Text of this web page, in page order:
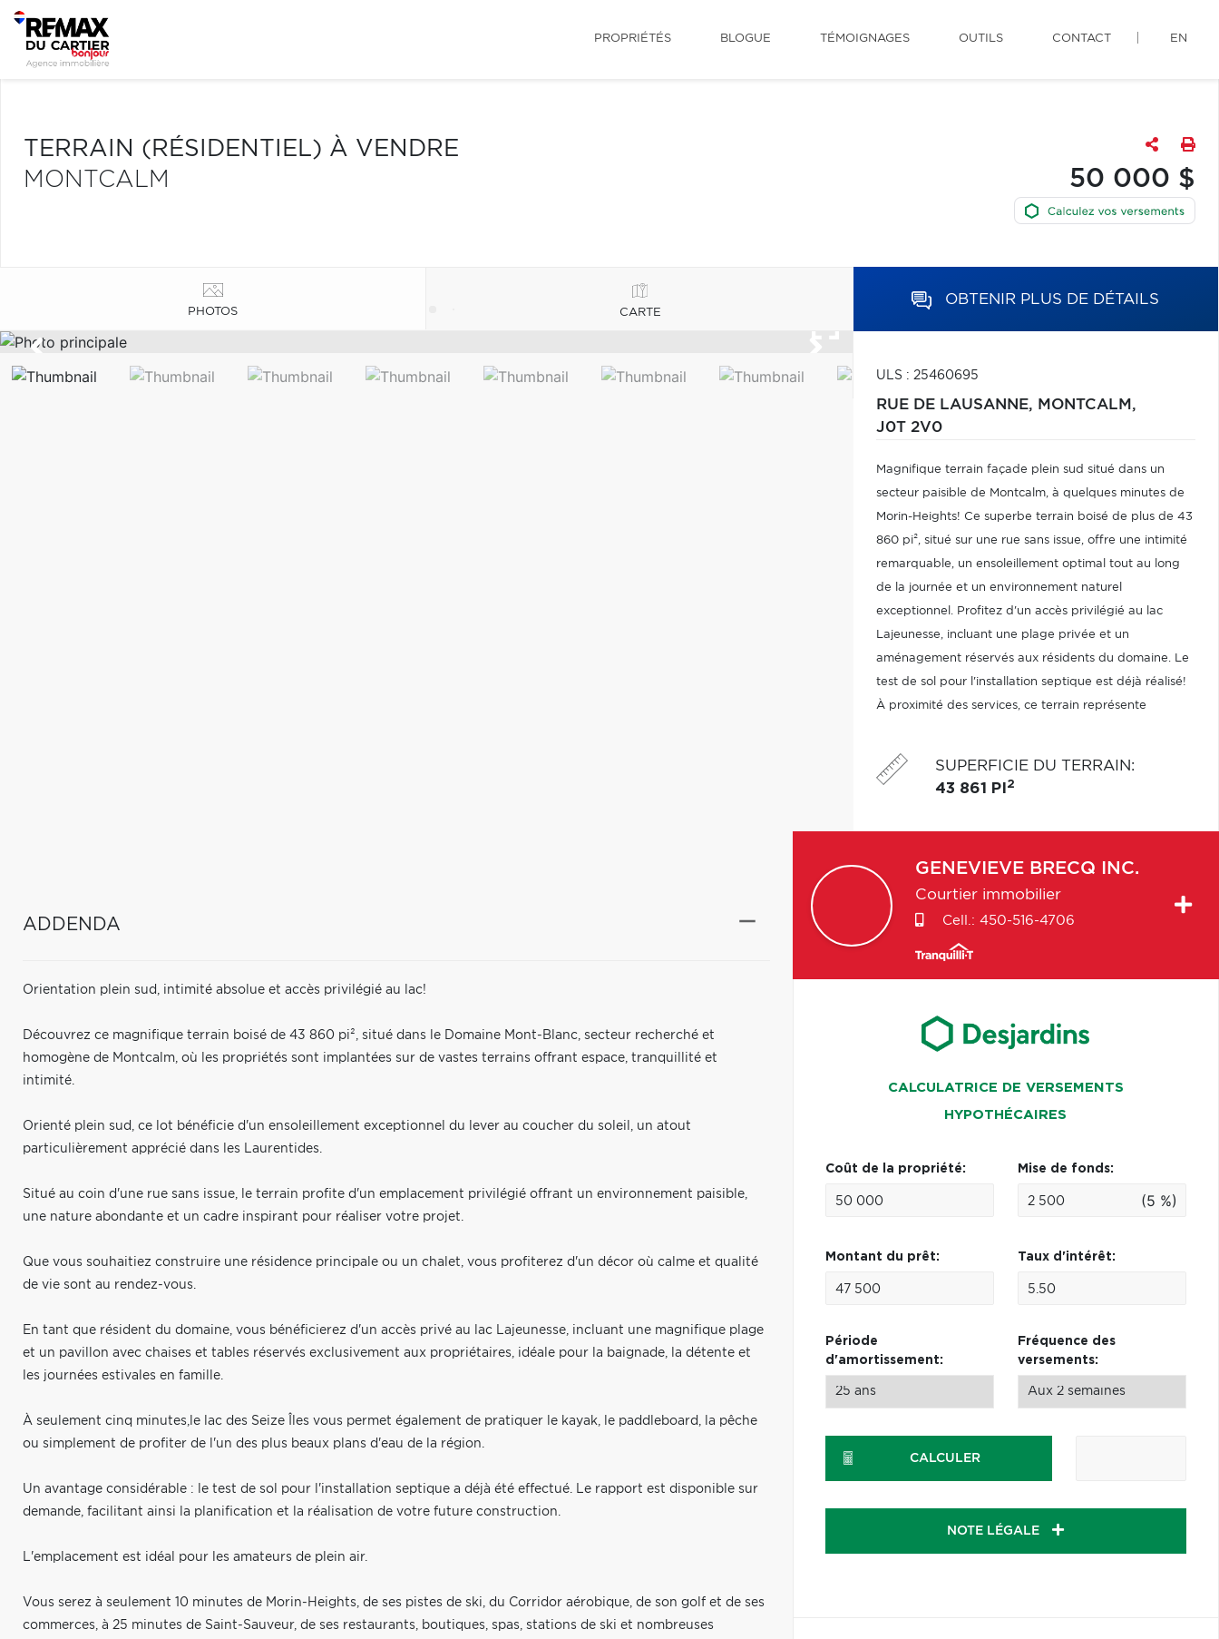
PROPRIÉTÉS BLOGUE TÉMOIGNAGES OUTILS CONTACT EN
TERRAIN (RÉSIDENTIEL) À VENDRE
MONTCALM
50 000 $
PHOTOS CARTE
OBTENIR PLUS DE DÉTAILS
ULS : 25460695
RUE DE LAUSANNE, MONTCALM,
J0T 2V0
Magnifique terrain façade plein sud situé dans un
secteur paisible de Montcalm, à quelques minutes de
Morin-Heights! Ce superbe terrain boisé de plus de 43
860 pi², situé sur une rue sans issue, offre une intimité
remarquable, un ensoleillement optimal tout au long
de la journée et un environnement naturel
exceptionnel. Profitez d'un accès privilégié au lac
Lajeunesse, incluant une plage privée et un
aménagement réservés aux résidents du domaine. Le
test de sol pour l'installation septique est déjà réalisé!
À proximité des services, ce terrain représente
rêves au coeur des Laurentides.
SUPERFICIE DU TERRAIN:
43 861 PI 2
ADDENDA
Orientation plein sud, intimité absolue et accès privilégié au lac!
Découvrez ce magnifique terrain boisé de 43 860 pi², situé dans le Domaine Mont-Blanc, secteur recherché et
homogène de Montcalm, où les propriétés sont implantées sur de vastes terrains offrant espace, tranquillité et
intimité.
Orienté plein sud, ce lot bénéficie d'un ensoleillement exceptionnel du lever au coucher du soleil, un atout
particulièrement apprécié dans les Laurentides.
Situé au coin d'une rue sans issue, le terrain profite d'un emplacement privilégié offrant un environnement paisible,
une nature abondante et un cadre inspirant pour réaliser votre projet.
Que vous souhaitiez construire une résidence principale ou un chalet, vous profiterez d'un décor où calme et qualité
de vie sont au rendez-vous.
En tant que résident du domaine, vous bénéficierez d'un accès privé au lac Lajeunesse, incluant une magnifique plage
et un pavillon avec chaises et tables réservés exclusivement aux propriétaires, idéale pour la baignade, la détente et
les journées estivales en famille.
À seulement cinq minutes,le lac des Seize Îles vous permet également de pratiquer le kayak, le paddleboard, la pêche
ou simplement de profiter de l'un des plus beaux plans d'eau de la région.
Un avantage considérable : le test de sol pour l'installation septique a déjà été effectué. Le rapport est disponible sur
demande, facilitant ainsi la planification et la réalisation de votre future construction.
L'emplacement est idéal pour les amateurs de plein air.
Vous serez à seulement 10 minutes de Morin-Heights, de ses pistes de ski, du Corridor aérobique, de son golf et de ses
commerces, à 25 minutes de Saint-Sauveur, de ses restaurants, boutiques, spas, stations de ski et nombreuses
GENEVIEVE BRECQ INC.
Courtier immobilier
Cell.: 450-516-4706
CALCULATRICE DE VERSEMENTS
HYPOTHÉCAIRES
Coût de la propriété: Mise de fonds:
(5 %)
Montant du prêt: Taux d'intérêt:
Période
d'amortissement:
Fréquence des
versements:
CALCULER
NOTE LÉGALE